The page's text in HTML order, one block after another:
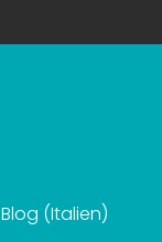
Blog (italien)